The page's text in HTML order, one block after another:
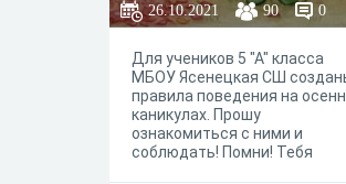
26.10.2021 90 0
Для учеников 5 "А" класса
МБОУ Ясенецкая СШ
правила поведения на
каникулах. Прошу
ознакомиться с ними и
соблюдать! Помни! Тебя